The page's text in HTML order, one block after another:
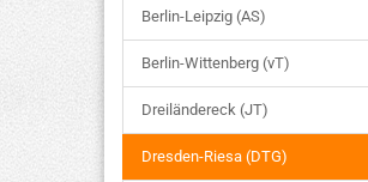
Berlin-Leipzig (AS)
Berlin-Wittenberg (vT)
Dreiländereck (JT)
Dresden-Riesa (DTG)